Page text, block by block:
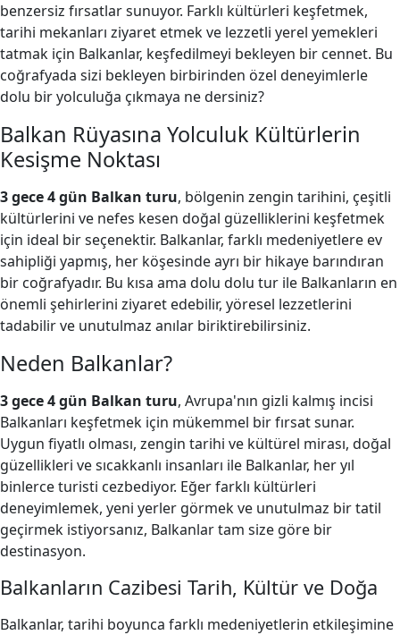
benzersiz fırsatlar sunuyor. Farklı kültürleri keşfetmek,
tarihi mekanları ziyaret etmek ve lezzetli yerel yemekleri
tatmak için Balkanlar, keşfedilmeyi bekleyen bir cennet. Bu
coğrafyada sizi bekleyen birbirinden özel deneyimlerle
dolu bir yolculuğa çıkmaya ne dersiniz?
Balkan Rüyasına Yolculuk Kültürlerin
Kesişme Noktası
3 gece 4 gün Balkan turu, bölgenin zengin tarihini, çeşitli
kültürlerini ve nefes kesen doğal güzelliklerini keşfetmek
için ideal bir seçenektir. Balkanlar, farklı medeniyetlere ev
sahipliği yapmış, her köşesinde ayrı bir hikaye barındıran
bir coğrafyadır. Bu kısa ama dolu dolu tur ile Balkanların en
önemli şehirlerini ziyaret edebilir, yöresel lezzetlerini
tadabilir ve unutulmaz anılar biriktirebilirsiniz.
Neden Balkanlar?
3 gece 4 gün Balkan turu, Avrupa'nın gizli kalmış incisi
Balkanları keşfetmek için mükemmel bir fırsat sunar.
Uygun fiyatlı olması, zengin tarihi ve kültürel mirası, doğal
güzellikleri ve sıcakkanlı insanları ile Balkanlar, her yıl
binlerce turisti cezbediyor. Eğer farklı kültürleri
deneyimlemek, yeni yerler görmek ve unutulmaz bir tatil
geçirmek istiyorsanız, Balkanlar tam size göre bir
destinasyon.
Balkanların Cazibesi Tarih, Kültür ve Doğa
Balkanlar, tarihi boyunca farklı medeniyetlerin etkileşimine